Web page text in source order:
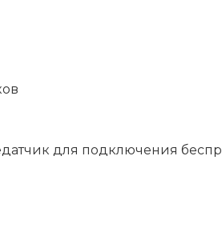
для подключения